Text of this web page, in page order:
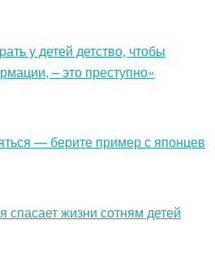
у детей детство, чтобы
– это преступно»
— берите пример с японцев
спасает жизни сотням детей